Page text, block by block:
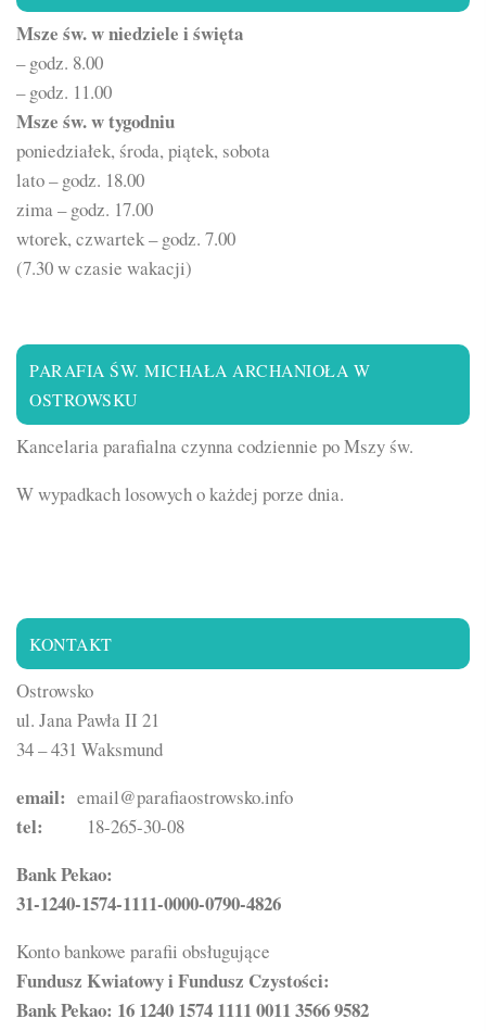
Msze św. w niedziele i święta
– godz. 8.00
– godz. 11.00
Msze św. w tygodniu
poniedziałek, środa, piątek, sobota
lato – godz. 18.00
zima – godz. 17.00
wtorek, czwartek – godz. 7.00
(7.30 w czasie wakacji)
PARAFIA ŚW. MICHAŁA ARCHANIOŁA W
OSTROWSKU
Kancelaria parafialna czynna codziennie po Mszy św.
W wypadkach losowych o każdej porze dnia.
KONTAKT
Ostrowsko
ul. Jana Pawła II 21
34 – 431 Waksmund
email: email@parafiaostrowsko.info
tel: 18-265-30-08
Bank Pekao:
31-1240-1574-1111-0000-0790-4826
Konto bankowe parafii obsługujące
Fundusz Kwiatowy i Fundusz Czystości:
Bank Pekao: 16 1240 1574 1111 0011 3566 9582